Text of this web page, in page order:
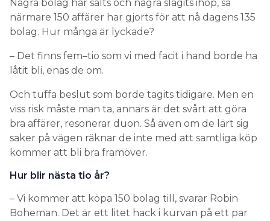
Några bolag har sålts och några slagits ihop, så
närmare 150 affärer har gjorts för att nå dagens 135
bolag. Hur många är lyckade?
– Det finns fem–tio som vi med facit i hand borde ha
låtit bli, enas de om.
Och tuffa beslut som borde tagits tidigare. Men en
viss risk måste man ta, annars är det svårt att göra
bra affärer, resonerar duon. Så även om de lärt sig
saker på vägen räknar de inte med att samtliga köp
kommer att bli bra framöver.
Hur blir nästa tio år?
– Vi kommer att köpa 150 bolag till, svarar Robin
Boheman. Det är ett litet hack i kurvan på ett par